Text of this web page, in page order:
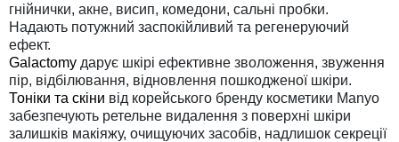
гнійнички, акне, висип, комедони, сальні пробки.
Надають потужний заспокійливий та регенеруючий
ефект.
Galactomy дарує шкірі ефективне зволоження, звуження
пір, відбілювання, відновлення пошкодженої шкіри.
Тоніки та скіни від корейського бренду косметики Manyo
забезпечують ретельне видалення з поверхні шкіри
залишків макіяжу, очищуючих засобів, надлишок секреції